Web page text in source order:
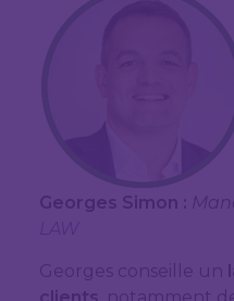
Georges Simon :
Georges conseille un
clients , notamment